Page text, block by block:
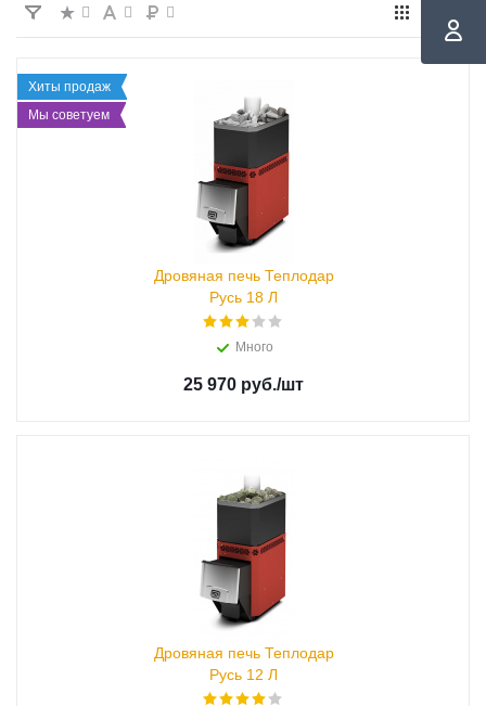
Хиты продаж
Мы советуем
Дровяная печь Теплодар
Русь 18 Л
Много
25 970 руб./шт
Дровяная печь Теплодар
Русь 12 Л